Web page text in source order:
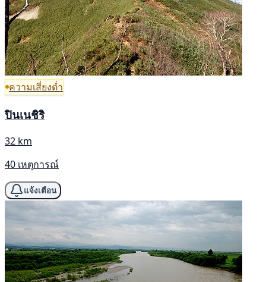
ความเสี่ยงต่ำ
ปินเนชิริ
32 km
40 เหตุการณ์
แจ้งเตือน